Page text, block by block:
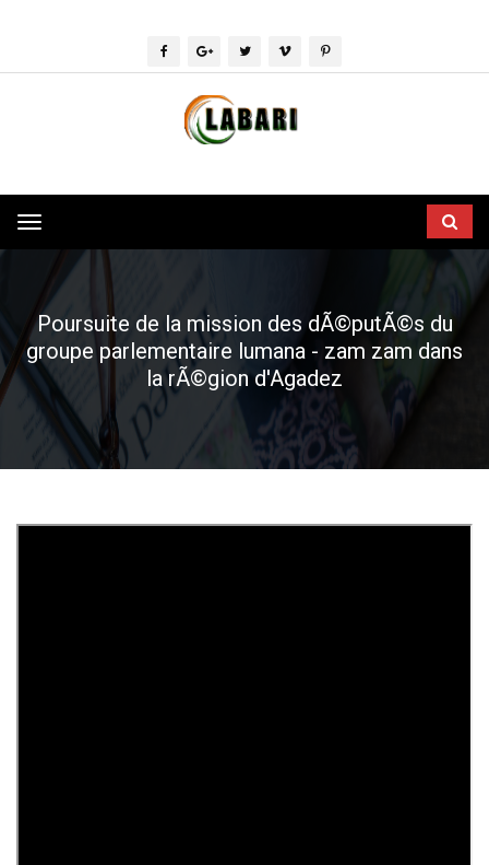
Toggle
navigation
Poursuite de la mission des dÃ©putÃ©s du
groupe parlementaire lumana - zam zam dans
la rÃ©gion d'Agadez